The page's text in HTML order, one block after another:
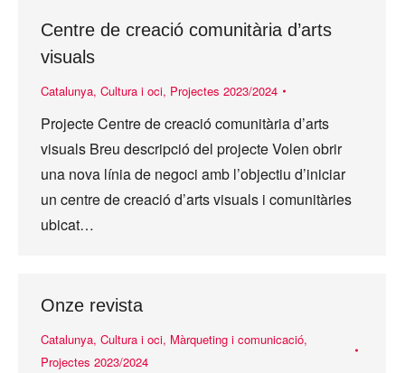
Centre de creació comunitària d’arts
visuals
Catalunya, Cultura i oci, Projectes 2023/2024
Projecte Centre de creació comunitària d’arts
visuals Breu descripció del projecte Volen obrir
una nova línia de negoci amb l’objectiu d’iniciar
un centre de creació d’arts visuals i comunitàries
ubicat…
Onze revista
Catalunya, Cultura i oci, Màrqueting i comunicació,
Projectes 2023/2024